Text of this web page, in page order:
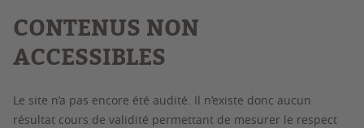
CONTENUS NON
ACCESSIBLES
Le site n’a pas encore été audité. Il n’existe donc aucun
résultat cours de validité permettant de mesurer le respect